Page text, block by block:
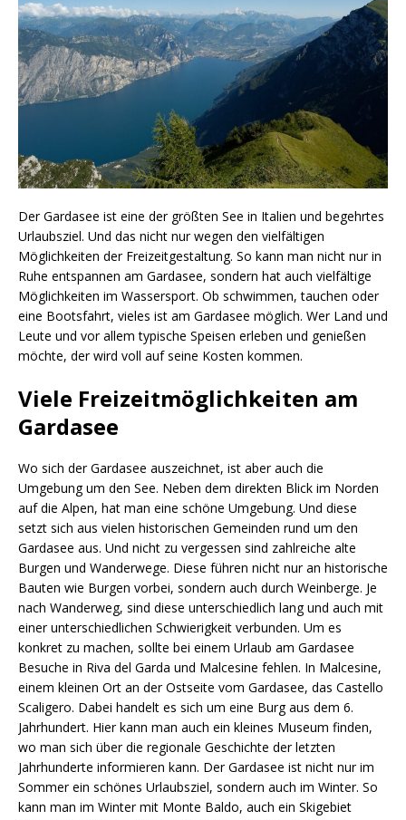
Der Gardasee ist eine der größten See in Italien und begehrtes
Urlaubsziel. Und das nicht nur wegen den vielfältigen
Möglichkeiten der Freizeitgestaltung. So kann man nicht nur in
Ruhe entspannen am Gardasee, sondern hat auch vielfältige
Möglichkeiten im Wassersport. Ob schwimmen, tauchen oder
eine Bootsfahrt, vieles ist am Gardasee möglich. Wer Land und
Leute und vor allem typische Speisen erleben und genießen
möchte, der wird voll auf seine Kosten kommen.
Viele Freizeitmöglichkeiten am
Gardasee
Wo sich der Gardasee auszeichnet, ist aber auch die
Umgebung um den See. Neben dem direkten Blick im Norden
auf die Alpen, hat man eine schöne Umgebung. Und diese
setzt sich aus vielen historischen Gemeinden rund um den
Gardasee aus. Und nicht zu vergessen sind zahlreiche alte
Burgen und Wanderwege. Diese führen nicht nur an historische
Bauten wie Burgen vorbei, sondern auch durch Weinberge. Je
nach Wanderweg, sind diese unterschiedlich lang und auch mit
einer unterschiedlichen Schwierigkeit verbunden. Um es
konkret zu machen, sollte bei einem Urlaub am Gardasee
Besuche in Riva del Garda und Malcesine fehlen. In Malcesine,
einem kleinen Ort an der Ostseite vom Gardasee, das Castello
Scaligero. Dabei handelt es sich um eine Burg aus dem 6.
Jahrhundert. Hier kann man auch ein kleines Museum finden,
wo man sich über die regionale Geschichte der letzten
Jahrhunderte informieren kann. Der Gardasee ist nicht nur im
Sommer ein schönes Urlaubsziel, sondern auch im Winter. So
kann man im Winter mit Monte Baldo, auch ein Skigebiet